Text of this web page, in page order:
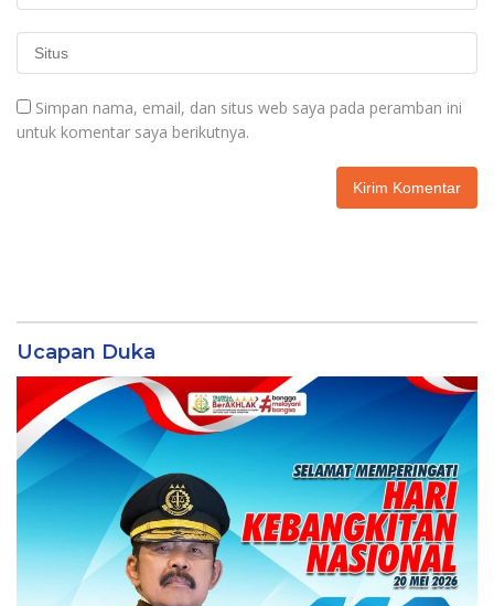
Simpan nama, email, dan situs web saya pada peramban ini
untuk komentar saya berikutnya.
Ucapan Duka